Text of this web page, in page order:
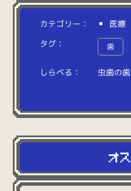
カテゴリー：
医療
タグ：
歯
しらべる： 虫歯の歯